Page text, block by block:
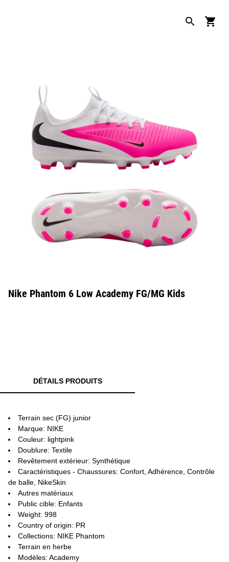
Nike Phantom 6 Low Academy FG/MG Kids
DÉTAILS PRODUITS
Terrain sec (FG) junior
Marque: NIKE
Couleur: lightpink
Doublure: Textile
Revêtement extérieur: Synthétique
Caractéristiques - Chaussures: Confort, Adhérence, Contrôle
de balle, NikeSkin
Autres matériaux
Public cible: Enfants
Weight: 998
Country of origin: PR
Collections: NIKE Phantom
Terrain en herbe
Modèles: Academy